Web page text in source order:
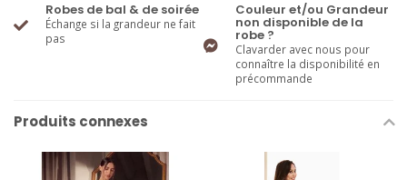
Robes de bal & de soirée
Échange si la grandeur ne fait
pas
Couleur et/ou Grandeur
non disponible de la
robe ?
Clavarder avec nous pour
connaître la disponibilité en
précommande
Produits connexes